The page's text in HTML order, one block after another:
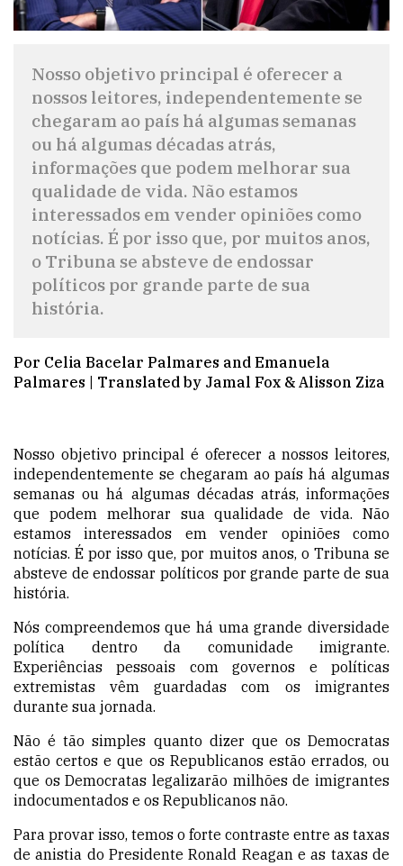
Nosso objetivo principal é oferecer a
nossos leitores, independentemente se
chegaram ao país há algumas semanas
ou há algumas décadas atrás,
informações que podem melhorar sua
qualidade de vida. Não estamos
interessados em vender opiniões como
notícias. É por isso que, por muitos anos,
o Tribuna se absteve de endossar
políticos por grande parte de sua
história.
Por Celia Bacelar Palmares and Emanuela
Palmares | Translated by Jamal Fox & Alisson Ziza
Nosso objetivo principal é oferecer a nossos leitores,
independentemente se chegaram ao país há algumas
semanas ou há algumas décadas atrás, informações
que podem melhorar sua qualidade de vida. Não
estamos interessados em vender opiniões como
notícias. É por isso que, por muitos anos, o Tribuna se
absteve de endossar políticos por grande parte de sua
história.
Nós compreendemos que há uma grande diversidade
política dentro da comunidade imigrante.
Experiências pessoais com governos e políticas
extremistas vêm guardadas com os imigrantes
durante sua jornada.
Não é tão simples quanto dizer que os Democratas
estão certos e que os Republicanos estão errados, ou
que os Democratas legalizarão milhões de imigrantes
indocumentados e os Republicanos não.
Para provar isso, temos o forte contraste entre as taxas
de anistia do Presidente Ronald Reagan e as taxas de